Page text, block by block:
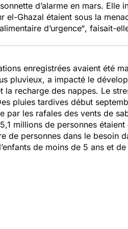
d’alarme en mars. Elle
el-Ghazal étaient sous la
d’urgence“, faisait-
enregistrées avaient été
pluvieux, a impacté le
recharge des nappes. Le
pluies tardives début
par les rafales des vents de
millions de personnes
de personnes dans le besoin
de moins de 5 ans et